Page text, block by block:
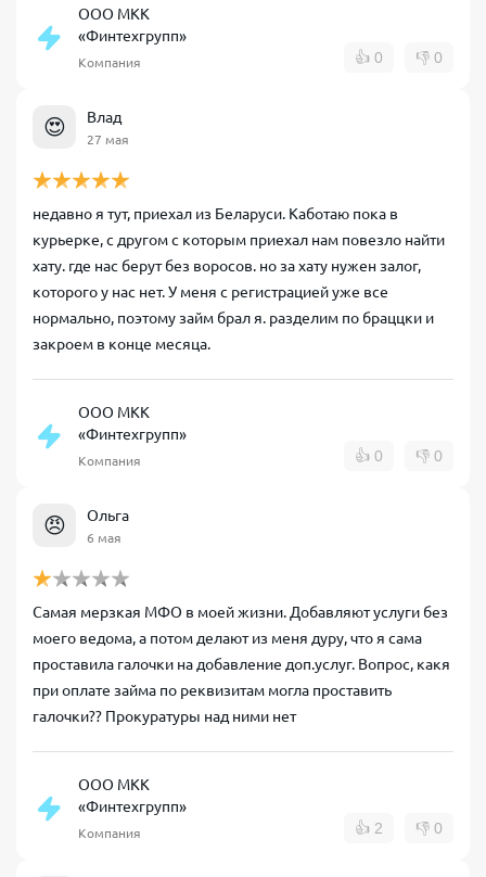
ООО МКК
«Финтехгрупп»
Компания 👍 0 👎 0
😍 Влад
27 мая
недавно я тут, приехал из Беларуси. Каботаю пока в
курьерке, с другом с которым приехал нам повезло найти
хату. где нас берут без воросов. но за хату нужен залог,
которого у нас нет. У меня с регистрацией уже все
нормально, поэтому займ брал я. разделим по браццки и
закроем в конце месяца.
ООО МКК
«Финтехгрупп»
Компания 👍 0 👎 0
😠 Ольга
6 мая
Самая мерзкая МФО в моей жизни. Добавляют услуги без
моего ведома, а потом делают из меня дуру, что я сама
проставила галочки на добавление доп.услуг. Вопрос, какя
при оплате займа по реквизитам могла проставить
галочки?? Прокуратуры над ними нет
ООО МКК
«Финтехгрупп»
Компания 👍 2 👎 0